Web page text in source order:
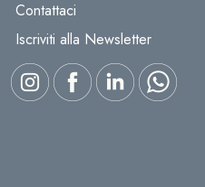
Contattaci
Iscriviti alla Newsletter